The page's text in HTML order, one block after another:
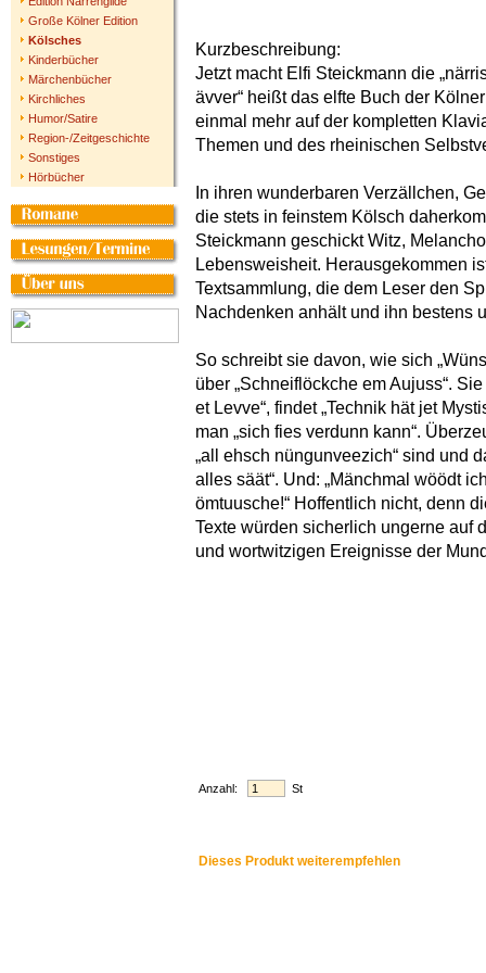
Große Kölner Edition
Kölsches
Kinderbücher
Märchenbücher
Kirchliches
Humor/Satire
Region-/Zeitgeschichte
Sonstiges
Hörbücher
Kurzbeschreibung:
Jetzt macht Elfi Steickmann die
ävver“ heißt das elfte Buch der
einmal mehr auf der kompletten
Themen und des rheinischen
In ihren wunderbaren Verzällchen,
die stets in feinstem Kölsch
Steickmann geschickt Witz,
Lebensweisheit. Herausgekommen
Textsammlung, die dem Leser den
Nachdenken anhält und ihn bestens
So schreibt sie davon, wie sich
über „Schneiflöckche em Aujuss“.
et Levve“, findet „Technik hät jet
man „sich fies verdunn kann“.
„all ehsch nüngunveezich“ sind und
alles säät“. Und: „Mänchmal wöödt
ömtuusche!“ Hoffentlich nicht, denn
Texte würden sicherlich ungerne auf
und wortwitzigen Ereignisse der
Anzahl: St
Dieses Produkt weiterempfehlen